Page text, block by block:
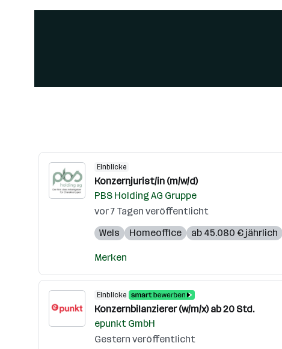
Einblicke
Konzernjurist/in (m/w/d)
PBS Holding AG Gruppe
vor 7 Tagen veröffentlicht
Wels
Homeoffice ab 45.080 € jährlich
Merken
Einblicke
Konzernbilanzierer (w/m/x) ab 20 Std.
epunkt GmbH
Gestern veröffentlicht